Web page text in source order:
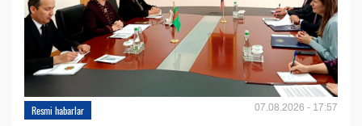
Resmi habarlar 07.08.2026 - 17:57